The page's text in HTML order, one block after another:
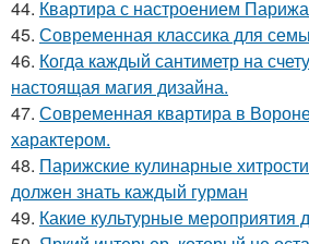
44. Квартира с настроением
45. Современная классика для
46. Когда каждый сантиметр на
настоящая магия дизайна.
47. Современная квартира в
характером.
48. Парижские кулинарные
должен знать каждый гурман
49. Какие культурные мероприятия